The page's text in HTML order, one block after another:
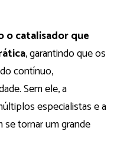
o catalisador que
, garantindo que os
contínuo,
Sem ele, a
especialistas e a
tornar um grande